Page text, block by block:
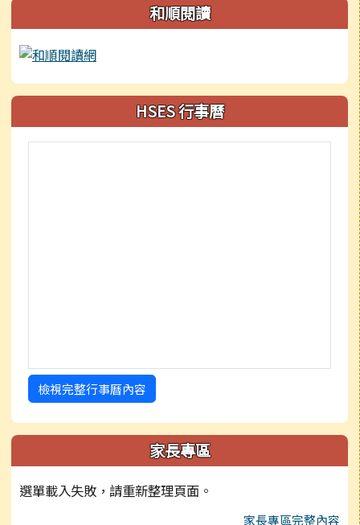
和順閱讀
HSES 行事曆
檢視完整行事曆內容
家長專區
選單載入失敗，請重新整理頁面。
家長專區完整內容